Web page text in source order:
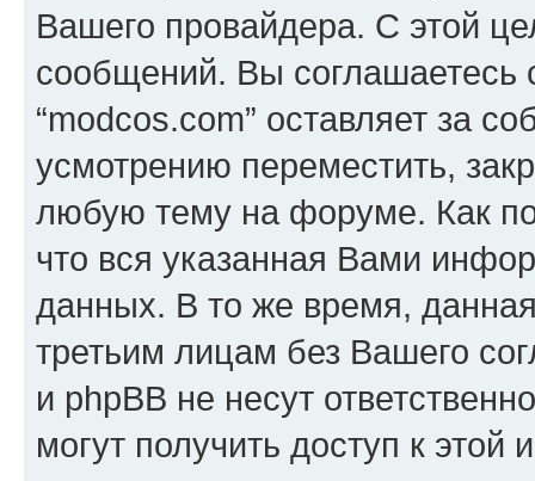
Вашего провайдера. С этой
сообщений. Вы соглашаетесь
“modcos.com” оставляет за
усмотрению переместить,
любую тему на форуме. Как
что вся указанная Вами
данных. В то же время,
третьим лицам без Вашего
и phpBB не несут
могут получить доступ к